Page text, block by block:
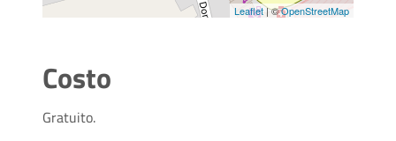
Leaflet| ©OpenStreetMap
Costo
Gratuito.